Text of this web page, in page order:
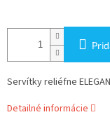
Servítky reliéfne
Detailné informácie